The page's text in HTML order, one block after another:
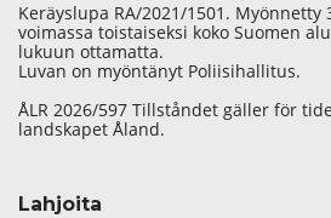
Keräyslupa RA/2021/1501. Myönnetty
voimassa toistaiseksi koko Suomen
lukuun ottamatta.
Luvan on myöntänyt Poliisihallitus.
ÅLR 2026/597 Tillståndet gäller för
landskapet Åland.
Lahjoita